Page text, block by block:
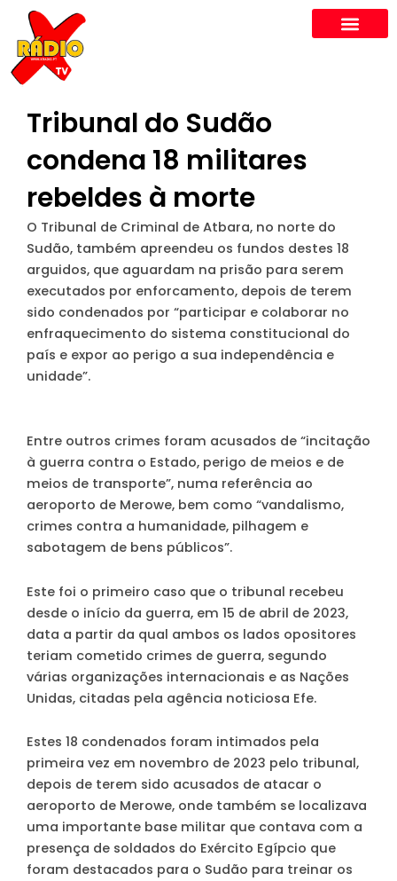
content
Tribunal do Sudão
condena 18 militares
rebeldes à morte
O Tribunal de Criminal de Atbara, no norte do
Sudão, também apreendeu os fundos destes 18
arguidos, que aguardam na prisão para serem
executados por enforcamento, depois de terem
sido condenados por “participar e colaborar no
enfraquecimento do sistema constitucional do
país e expor ao perigo a sua independência e
unidade”.
Entre outros crimes foram acusados de “incitação
à guerra contra o Estado, perigo de meios e de
meios de transporte”, numa referência ao
aeroporto de Merowe, bem como “vandalismo,
crimes contra a humanidade, pilhagem e
sabotagem de bens públicos”.
Este foi o primeiro caso que o tribunal recebeu
desde o início da guerra, em 15 de abril de 2023,
data a partir da qual ambos os lados opositores
teriam cometido crimes de guerra, segundo
várias organizações internacionais e as Nações
Unidas, citadas pela agência noticiosa Efe.
Estes 18 condenados foram intimados pela
primeira vez em novembro de 2023 pelo tribunal,
depois de terem sido acusados de atacar o
aeroporto de Merowe, onde também se localizava
uma importante base militar que contava com a
presença de soldados do Exército Egípcio que
foram destacados para o Sudão para treinar os